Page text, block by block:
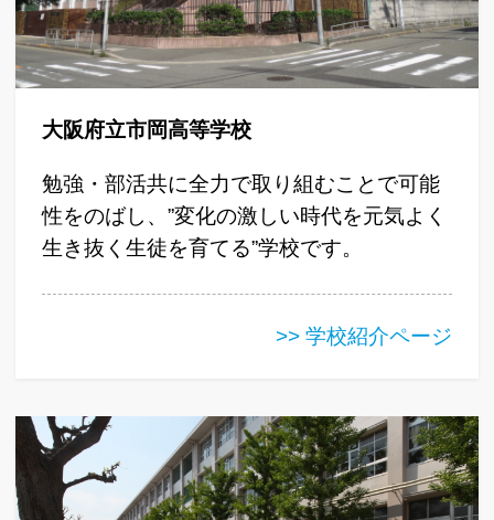
大阪府立市岡高等学校
勉強・部活共に全力で取り組むことで可能
性をのばし、”変化の激しい時代を元気よく
生き抜く生徒を育てる”学校です。
>> 学校紹介ページ